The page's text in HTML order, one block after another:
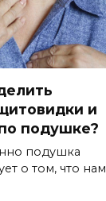
и
подушке?
подушка
о том, что нам